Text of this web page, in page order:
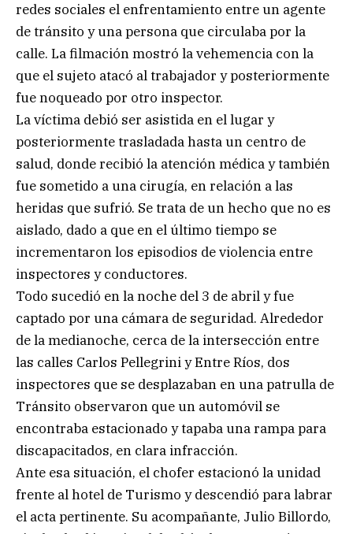
redes sociales el enfrentamiento entre un agente
de tránsito y una persona que circulaba por la
calle. La filmación mostró la vehemencia con la
que el sujeto atacó al trabajador y posteriormente
fue noqueado por otro inspector.
La víctima debió ser asistida en el lugar y
posteriormente trasladada hasta un centro de
salud, donde recibió la atención médica y también
fue sometido a una cirugía, en relación a las
heridas que sufrió. Se trata de un hecho que no es
aislado, dado a que en el último tiempo se
incrementaron los episodios de violencia entre
inspectores y conductores.
Todo sucedió en la noche del 3 de abril y fue
captado por una cámara de seguridad. Alrededor
de la medianoche, cerca de la intersección entre
las calles Carlos Pellegrini y Entre Ríos, dos
inspectores que se desplazaban en una patrulla de
Tránsito observaron que un automóvil se
encontraba estacionado y tapaba una rampa para
discapacitados, en clara infracción.
Ante esa situación, el chofer estacionó la unidad
frente al hotel de Turismo y descendió para labrar
el acta pertinente. Su acompañante, Julio Billordo,